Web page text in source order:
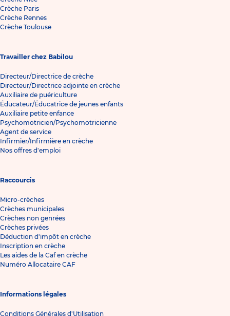
Crèche Paris
Crèche Rennes
Crèche Toulouse
Travailler chez Babilou
Directeur/Directrice de crèche
Directeur/Directrice adjointe en crèche
Auxiliaire de puériculture
Éducateur/Éducatrice de jeunes enfants
Auxiliaire petite enfance
Psychomotricien/Psychomotricienne
Agent de service
Infirmier/Infirmière en crèche
Nos offres d'emploi
Raccourcis
Micro-crèches
Crèches municipales
Crèches non genrées
Crèches privées
Déduction d'impôt en crèche
Inscription en crèche
Les aides de la Caf en crèche
Numéro Allocataire CAF
Informations légales
Conditions Générales d'Utilisation